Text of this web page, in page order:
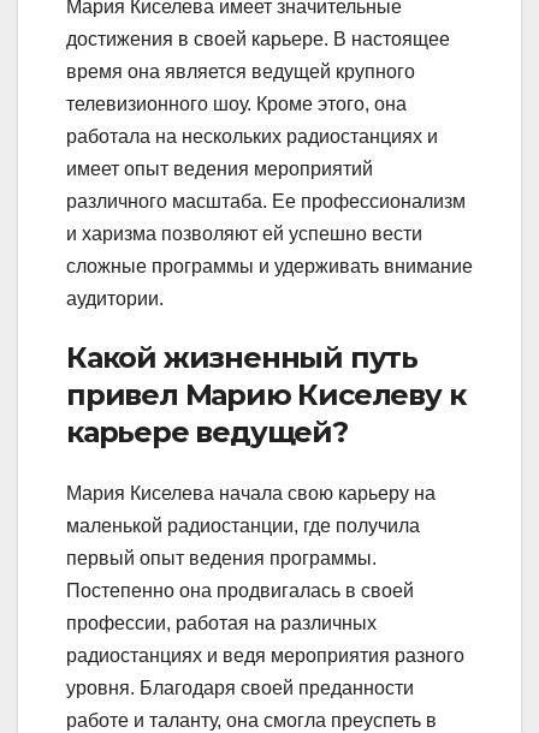
Мария Киселева имеет значительные
достижения в своей карьере. В настоящее
время она является ведущей крупного
телевизионного шоу. Кроме этого, она
работала на нескольких радиостанциях и
имеет опыт ведения мероприятий
различного масштаба. Ее профессионализм
и харизма позволяют ей успешно вести
сложные программы и удерживать внимание
аудитории.
Какой жизненный путь
привел Марию Киселеву к
карьере ведущей?
Мария Киселева начала свою карьеру на
маленькой радиостанции, где получила
первый опыт ведения программы.
Постепенно она продвигалась в своей
профессии, работая на различных
радиостанциях и ведя мероприятия разного
уровня. Благодаря своей преданности
работе и таланту, она смогла преуспеть в